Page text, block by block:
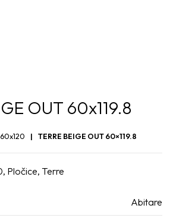
OUT 60x119.8
60x120 TERRE BEIGE OUT 60×119.8
, Pločice, Terre
Abitare